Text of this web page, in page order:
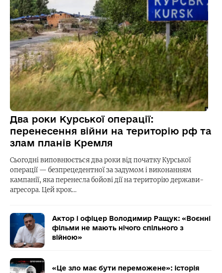
Два роки Курської операції:
перенесення війни на територію рф та
злам планів Кремля
Сьогодні виповнюється два роки від початку Курської
операції — безпрецедентної за задумом і виконанням
кампанії, яка перенесла бойові дії на територію держави-
агресора. Цей крок…
Актор і офіцер Володимир Ращук: «Воєнні
фільми не мають нічого спільного з
війною»
«Це зло має бути переможене»: історія